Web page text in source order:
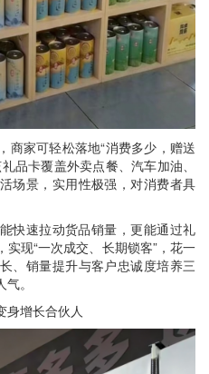
家可轻松落地“消费多少，赠送
品卡覆盖外卖点餐、汽车加油、
场景，实用性极强，对消费者具
速拉动货品销量，更能通过礼
现“一次成交、长期锁客”，花一
、销量提升与客户忠诚度培养三
。
增长合伙人